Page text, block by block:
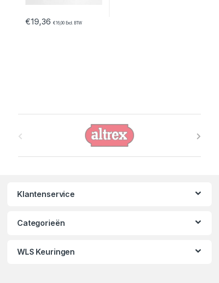
€19,36 €16,00Excl. BTW
Klantenservice
Categorieën
WLS Keuringen